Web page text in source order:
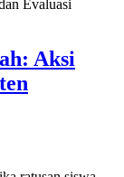
Evaluasi
Aksi